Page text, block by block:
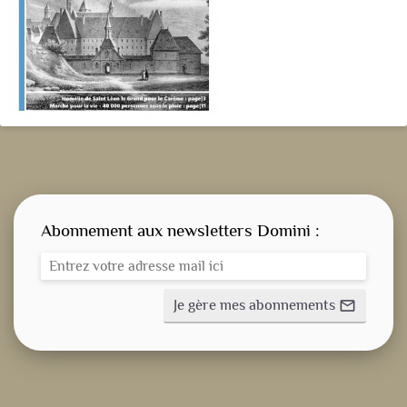
Abonnement aux newsletters Domini :
Je gère mes abonnements mail_outline